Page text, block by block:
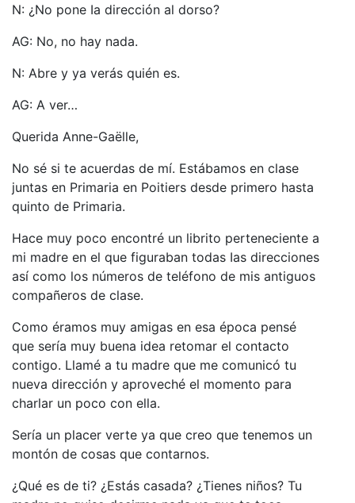
N: ¿No pone Ia dirección al dorso?
AG: No, no hay nada.
N: Abre y ya verás quién es.
AG: A ver…
Querida Anne-Gaëlle,
No sé si te acuerdas de mí. Estábamos en clase
juntas en Primaria en Poitiers desde primero hasta
quinto de Primaria.
Hace muy poco encontré un librito perteneciente a
mi madre en el que figuraban todas Ias direcciones
así como los números de teléfono de mis antiguos
compañeros de clase.
Como éramos muy amigas en esa época pensé
que sería muy buena idea retomar el contacto
contigo. Llamé a tu madre que me comunicó tu
nueva dirección y aproveché el momento para
charlar un poco con ella.
Sería un placer verte ya que creo que tenemos un
montón de cosas que contarnos.
¿Qué es de ti? ¿Estás casada? ¿Tienes niños? Tu